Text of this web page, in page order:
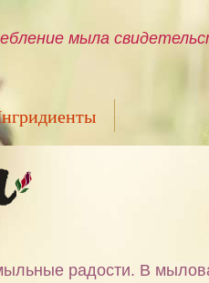
мыла
радости. В